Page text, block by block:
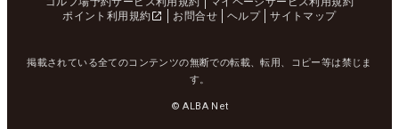
ポイント利用規約
お問合せ ヘルプ サイトマップ
掲載されている全てのコンテンツの無断での転載、転用、コピー等は禁じま
す。
© ALBA Net